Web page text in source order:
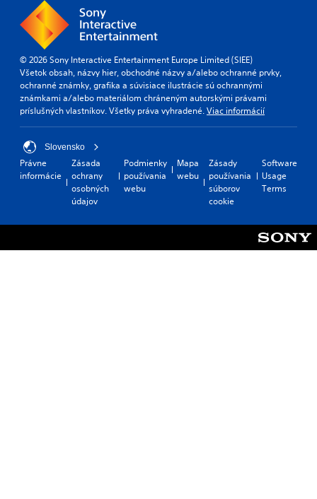
© 2026 Sony Interactive Entertainment Europe Limited (SIEE)
Všetok obsah, názvy hier, obchodné názvy a/alebo ochranné prvky,
ochranné známky, grafika a súvisiace ilustrácie sú ochrannými
známkami a/alebo materiálom chráneným autorskými právami
príslušných vlastníkov. Všetky práva vyhradené.Viac informácií
Slovensko
Právne
informácie
Zásada
ochrany
osobných
údajov
Podmienky
používania
webu
Mapa
webu
Zásady
používania
súborov
cookie
Software
Usage
Terms